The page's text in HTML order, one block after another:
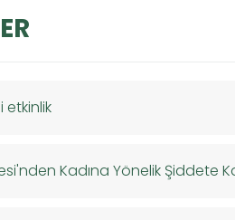
etkinlik
Kadına Yönelik Şiddete